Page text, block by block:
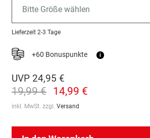
Bitte Größe wählen
Lieferzeit 2-3 Tage
+60 Bonuspunkte i
UVP 24,95 €
19,99 € 14,99 €
inkl. MwSt. zzgl. Versand